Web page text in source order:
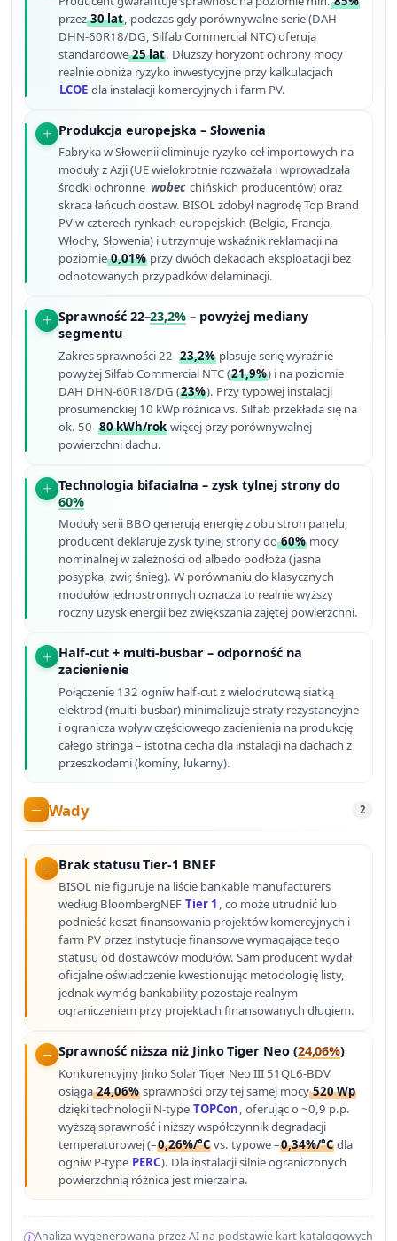
przez30 lat, podczas gdy porównywalne serie (DAH
DHN-60R18/DG, Silfab Commercial NTC) oferują
standardowe25 lat. Dłuższy horyzont ochrony mocy
realnie obniża ryzyko inwestycyjne przy kalkulacjach
LCOE dla instalacji komercyjnych i farm PV.
Produkcja europejska – Słowenia
Fabryka w Słowenii eliminuje ryzyko ceł importowych na
moduły z Azji (UE wielokrotnie rozważała i wprowadzała
środki ochronne wobec chińskich producentów) oraz
skraca łańcuch dostaw. BISOL zdobył nagrodę Top Brand
PV w czterech rynkach europejskich (Belgia, Francja,
Włochy, Słowenia) i utrzymuje wskaźnik reklamacji na
poziomie0,01% przy dwóch dekadach eksploatacji bez
odnotowanych przypadków delaminacji.
Sprawność 22–23,2% – powyżej mediany
segmentu
Zakres sprawności 22–23,2% plasuje serię wyraźnie
powyżej Silfab Commercial NTC (21,9%) i na poziomie
DAH DHN-60R18/DG (23%). Przy typowej instalacji
prosumenckiej 10 kWp różnica vs. Silfab przekłada się na
ok. 50–80 kWh/rok więcej przy porównywalnej
powierzchni dachu.
Technologia bifacialna – zysk tylnej strony do
60%
Moduły serii BBO generują energię z obu stron panelu;
producent deklaruje zysk tylnej strony do60% mocy
nominalnej w zależności od albedo podłoża (jasna
posypka, żwir, śnieg). W porównaniu do klasycznych
modułów jednostronnych oznacza to realnie wyższy
roczny uzysk energii bez zwiększania zajętej powierzchni.
Half-cut + multi-busbar – odporność na
zacienienie
Połączenie 132 ogniw half-cut z wielodrutową siatką
elektrod (multi-busbar) minimalizuje straty rezystancyjne
i ogranicza wpływ częściowego zacienienia na produkcję
całego stringa – istotna cecha dla instalacji na dachach z
przeszkodami (kominy, lukarny).
Wady 2
Brak statusu Tier-1 BNEF
BISOL nie figuruje na liście bankable manufacturers
według BloombergNEF Tier 1 , co może utrudnić lub
podnieść koszt finansowania projektów komercyjnych i
farm PV przez instytucje finansowe wymagające tego
statusu od dostawców modułów. Sam producent wydał
oficjalne oświadczenie kwestionując metodologię listy,
jednak wymóg bankability pozostaje realnym
ograniczeniem przy projektach finansowanych długiem.
Sprawność niższa niż Jinko Tiger Neo (24,06%)
Konkurencyjny Jinko Solar Tiger Neo III 51QL6-BDV
osiąga24,06% sprawności przy tej samej mocy520 Wp
dzięki technologii N-type TOPCon, oferując o ~0,9 p.p.
wyższą sprawność i niższy współczynnik degradacji
temperaturowej (–0,26%/°C vs. typowe –0,34%/°C dla
ogniw P-type PERC). Dla instalacji silnie ograniczonych
powierzchnią różnica jest mierzalna.
Analiza wygenerowana przez AI na podstawie kart katalogowych